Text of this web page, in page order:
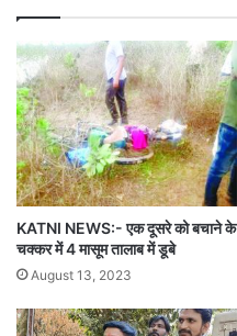
KATNI NEWS:- एक दूसरे को बचाने के
चक्कर में 4 मासूम तालाब में डूबे
August 13, 2023